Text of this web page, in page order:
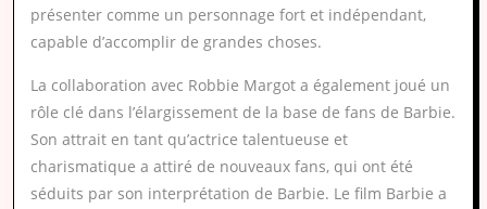
présenter comme un personnage fort et indépendant,
capable d’accomplir de grandes choses.
La collaboration avec Robbie Margot a également joué un
rôle clé dans l’élargissement de la base de fans de Barbie.
Son attrait en tant qu’actrice talentueuse et
charismatique a attiré de nouveaux fans, qui ont été
séduits par son interprétation de Barbie. Le film Barbie a